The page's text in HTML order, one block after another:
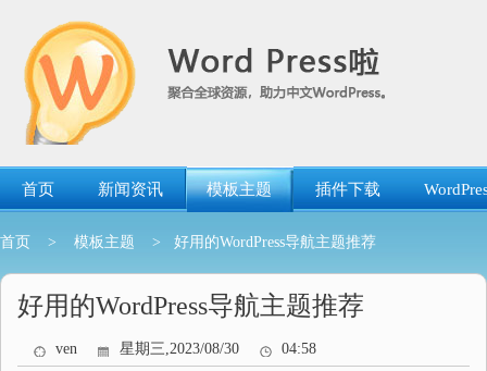
首页 新闻资讯 模板主题 插件下载
首页 > 模板主题 > 好用的WordPress导航主题推荐
好用的WordPress导航主题推荐
ven 星期三,2023/08/30 04:58